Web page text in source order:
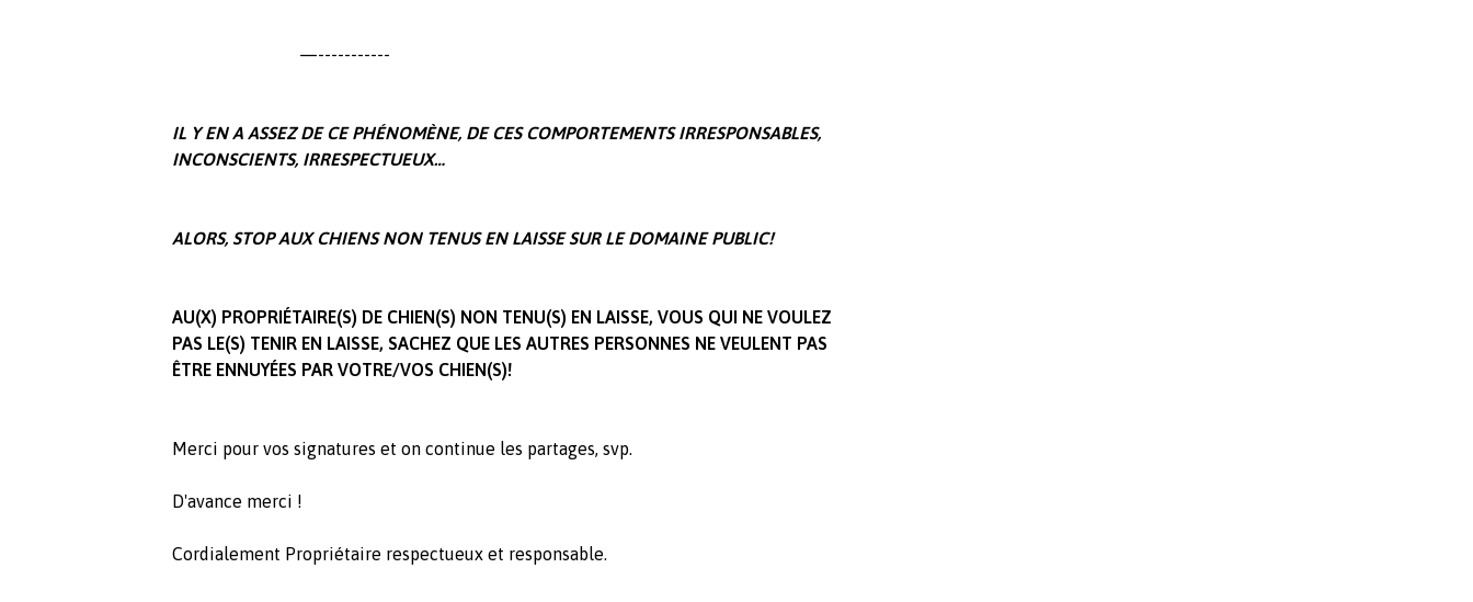
—-----------
IL Y EN A ASSEZ DE CE PHÉNOMÈNE, DE CES COMPORTEMENTS IRRESPONSABLES,
INCONSCIENTS, IRRESPECTUEUX…
ALORS, STOP AUX CHIENS NON TENUS EN LAISSE SUR LE DOMAINE PUBLIC!
AU(X) PROPRIÉTAIRE(S) DE CHIEN(S) NON TENU(S) EN LAISSE, VOUS QUI NE VOULEZ
PAS LE(S) TENIR EN LAISSE, SACHEZ QUE LES AUTRES PERSONNES NE VEULENT PAS
ÊTRE ENNUYÉES PAR VOTRE/VOS CHIEN(S)!
Merci pour vos signatures et on continue les partages, svp.
D'avance merci !
Cordialement Propriétaire respectueux et responsable.